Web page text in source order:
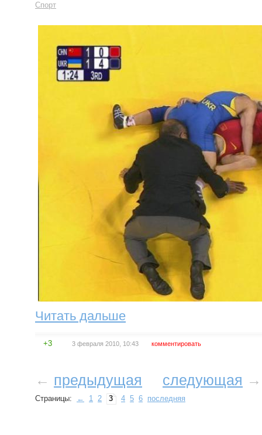
Спорт
Читать дальше
+3 3 февраля 2010, 10:43 комментировать
← предыдущая следующая →
Страницы: ← 1 2 3 4 5 6 последняя